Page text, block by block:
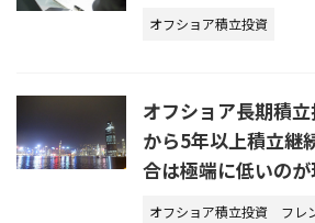
オフショア積立投資
オフショア長期積
から5年以上積立継
合は極端に低いの
オフショア積立投資
フレ